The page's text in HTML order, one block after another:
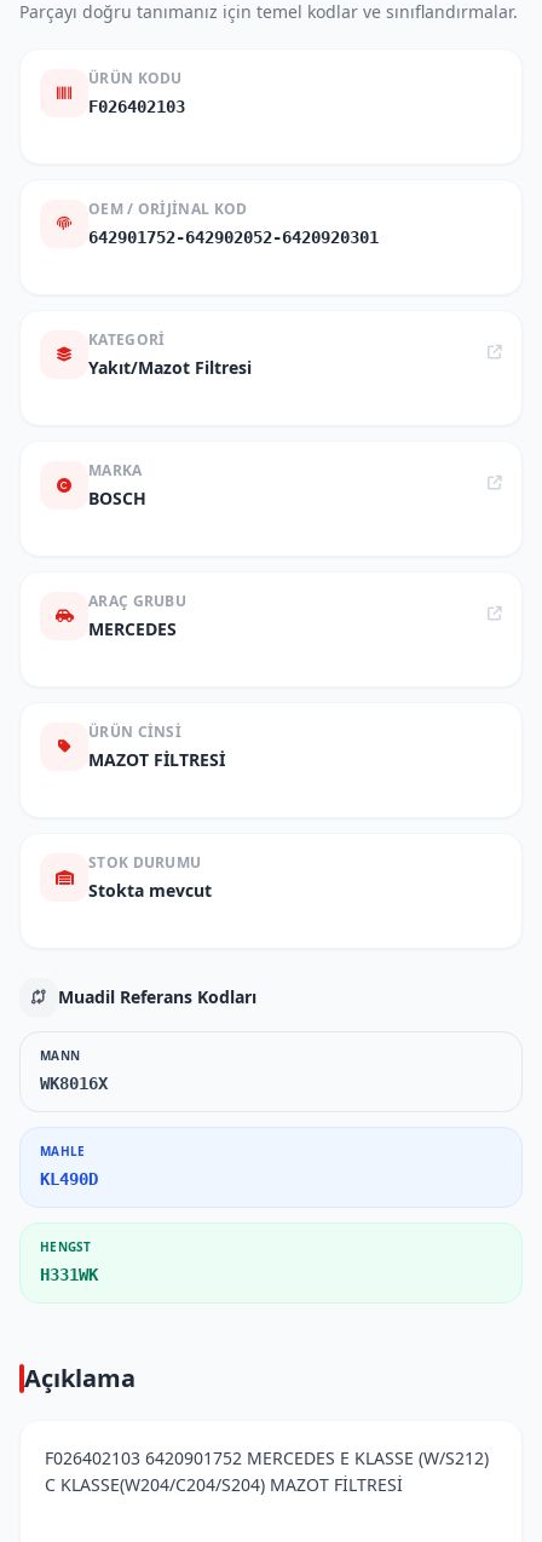
Parçayı doğru tanımanız için temel kodlar ve sınıflandırmalar.
ÜRÜN KODU
F026402103
OEM / ORIJINAL KOD
642901752-642902052-6420920301
KATEGORI
Yakıt/Mazot Filtresi
MARKA
BOSCH
ARAÇ GRUBU
MERCEDES
ÜRÜN CINSI
MAZOT FİLTRESİ
STOK DURUMU
Stokta mevcut
Muadil Referans Kodları
MANN
WK8016X
MAHLE
KL490D
HENGST
H331WK
Açıklama
F026402103 6420901752 MERCEDES E KLASSE (W/S212)
C KLASSE(W204/C204/S204) MAZOT FİLTRESİ